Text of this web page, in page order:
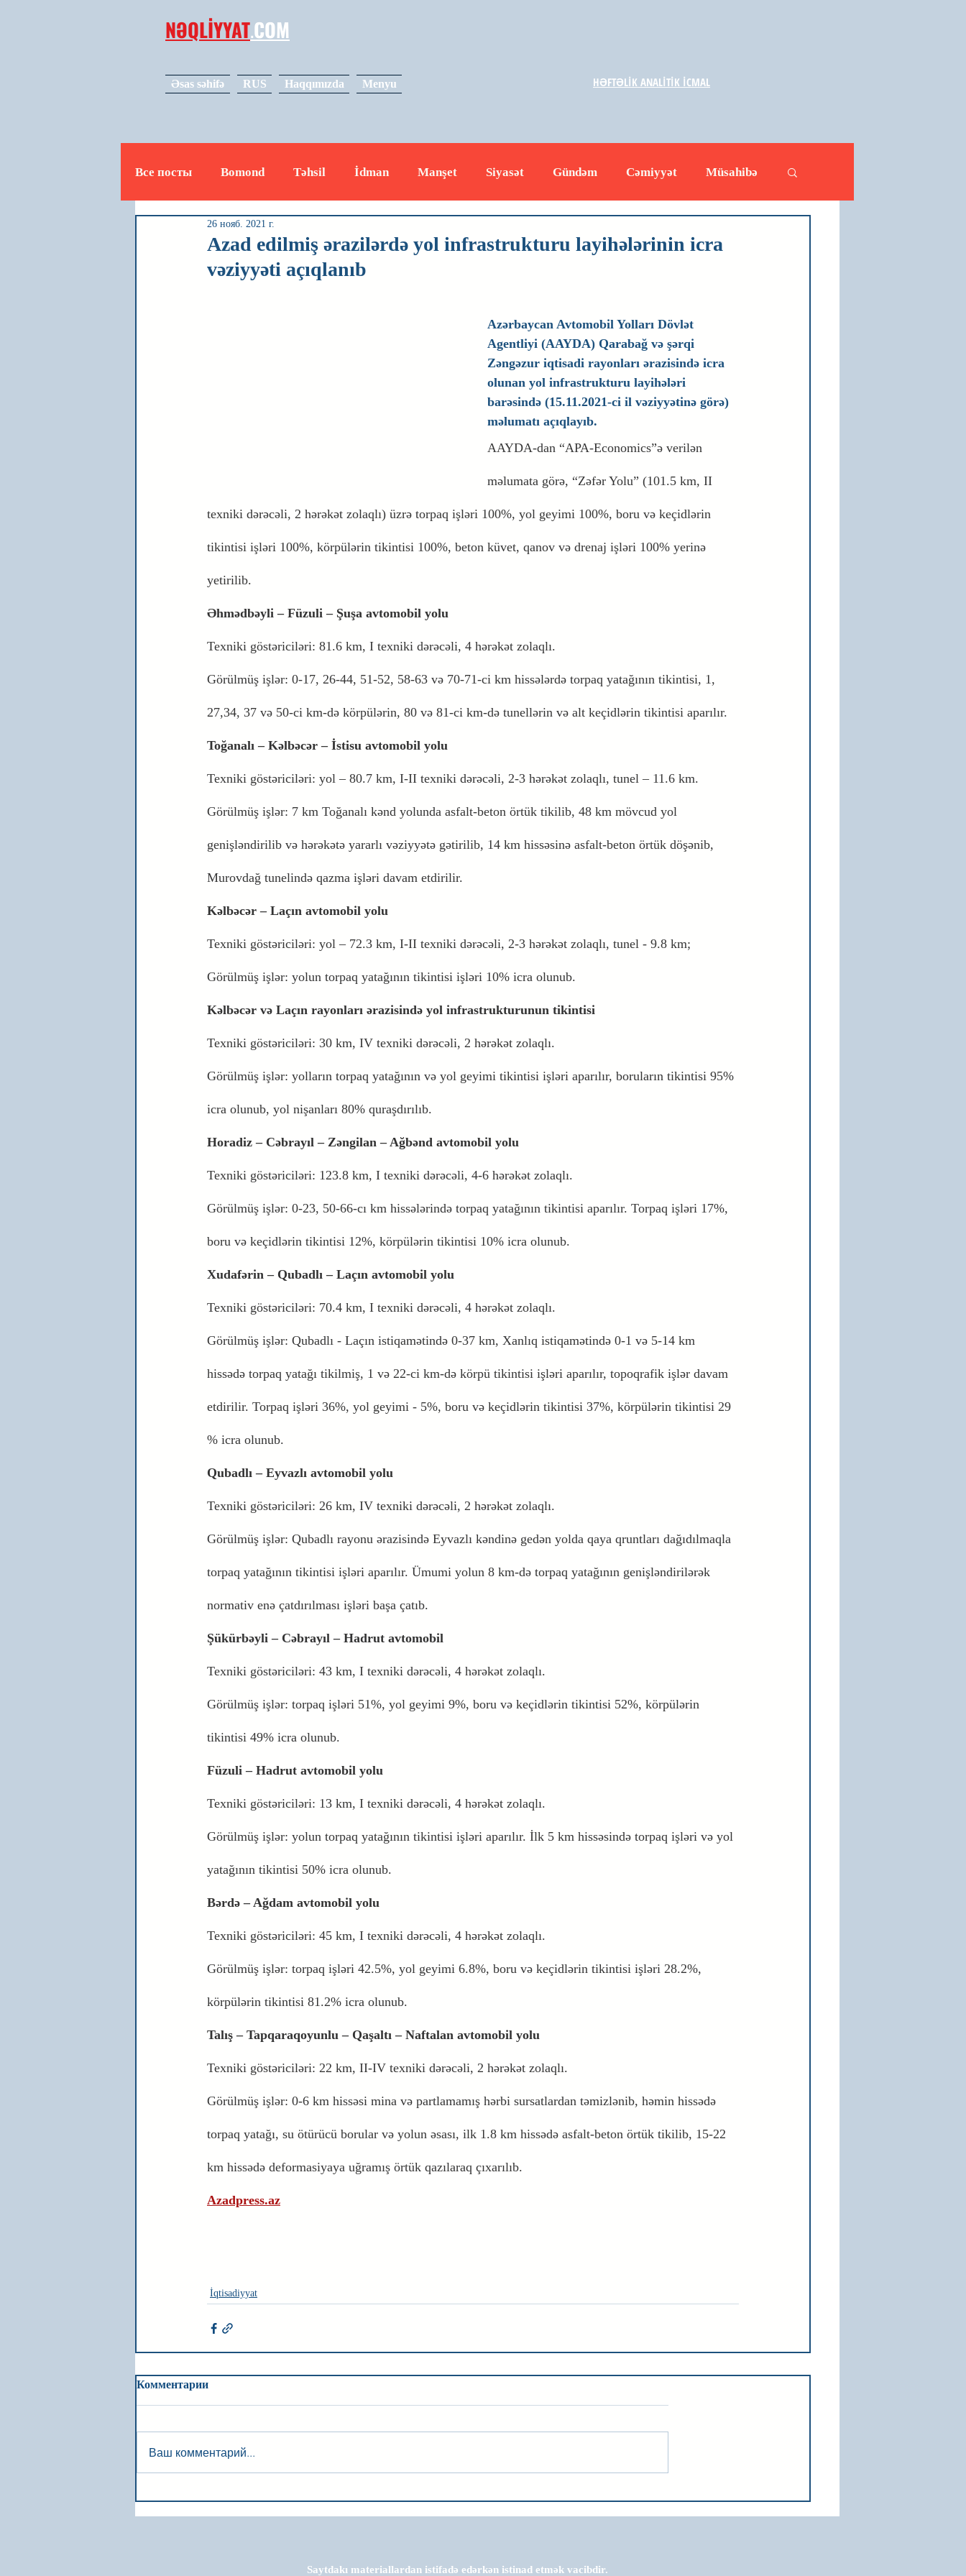
NƏQLİYYAT.COM
Əsas səhifə RUS Haqqımızda Menyu
Все посты Bomond Təhsil İdman Manşet Siyasət Gündəm Cəmiyyət Müsahibə
Video
Azad edilmiş ərazilərdə yol infrastrukturu layihələrinin icra
vəziyyəti açıqlanıb
26 нояб. 2021 г.
Azərbaycan Avtomobil Yolları Dövlət
Agentliyi (AAYDA) Qarabağ və şərqi
Zəngəzur iqtisadi rayonları ərazisində icra
olunan yol infrastrukturu layihələri
barəsində (15.11.2021-ci il vəziyyətinə görə)
məlumatı açıqlayıb.
AAYDA-dan “APA-Economics”ə verilən
məlumata görə, “Zəfər Yolu” (101.5 km, II
texniki dərəcəli, 2 hərəkət zolaqlı) üzrə torpaq işləri 100%, yol geyimi 100%, boru və keçidlərin
tikintisi işləri 100%, körpülərin tikintisi 100%, beton küvet, qanov və drenaj işləri 100% yerinə
yetirilib.
Əhmədbəyli – Füzuli – Şuşa avtomobil yolu
Texniki göstəriciləri: 81.6 km, I texniki dərəcəli, 4 hərəkət zolaqlı.
Görülmüş işlər: 0-17, 26-44, 51-52, 58-63 və 70-71-ci km hissələrdə torpaq yatağının tikintisi, 1,
27,34, 37 və 50-ci km-də körpülərin, 80 və 81-ci km-də tunellərin və alt keçidlərin tikintisi aparılır.
Toğanalı – Kəlbəcər – İstisu avtomobil yolu
Texniki göstəriciləri: yol – 80.7 km, I-II texniki dərəcəli, 2-3 hərəkət zolaqlı, tunel – 11.6 km.
Görülmüş işlər: 7 km Toğanalı kənd yolunda asfalt-beton örtük tikilib, 48 km mövcud yol
genişləndirilib və hərəkətə yararlı vəziyyətə gətirilib, 14 km hissəsinə asfalt-beton örtük döşənib,
Murovdağ tunelində qazma işləri davam etdirilir.
Kəlbəcər – Laçın avtomobil yolu
Texniki göstəriciləri: yol – 72.3 km, I-II texniki dərəcəli, 2-3 hərəkət zolaqlı, tunel - 9.8 km;
Görülmüş işlər: yolun torpaq yatağının tikintisi işləri 10% icra olunub.
Kəlbəcər və Laçın rayonları ərazisində yol infrastrukturunun tikintisi
Texniki göstəriciləri: 30 km, IV texniki dərəcəli, 2 hərəkət zolaqlı.
Görülmüş işlər: yolların torpaq yatağının və yol geyimi tikintisi işləri aparılır, boruların tikintisi 95%
icra olunub, yol nişanları 80% quraşdırılıb.
Horadiz – Cəbrayıl – Zəngilan – Ağbənd avtomobil yolu
Texniki göstəriciləri: 123.8 km, I texniki dərəcəli, 4-6 hərəkət zolaqlı.
Görülmüş işlər: 0-23, 50-66-cı km hissələrində torpaq yatağının tikintisi aparılır. Torpaq işləri 17%,
boru və keçidlərin tikintisi 12%, körpülərin tikintisi 10% icra olunub.
Xudafərin – Qubadlı – Laçın avtomobil yolu
Texniki göstəriciləri: 70.4 km, I texniki dərəcəli, 4 hərəkət zolaqlı.
Görülmüş işlər: Qubadlı - Laçın istiqamətində 0-37 km, Xanlıq istiqamətində 0-1 və 5-14 km
hissədə torpaq yatağı tikilmiş, 1 və 22-ci km-də körpü tikintisi işləri aparılır, topoqrafik işlər davam
etdirilir. Torpaq işləri 36%, yol geyimi - 5%, boru və keçidlərin tikintisi 37%, körpülərin tikintisi 29
% icra olunub.
Qubadlı – Eyvazlı avtomobil yolu
Texniki göstəriciləri: 26 km, IV texniki dərəcəli, 2 hərəkət zolaqlı.
Görülmüş işlər: Qubadlı rayonu ərazisində Eyvazlı kəndinə gedən yolda qaya qruntları dağıdılmaqla
torpaq yatağının tikintisi işləri aparılır. Ümumi yolun 8 km-də torpaq yatağının genişləndirilərək
normativ enə çatdırılması işləri başa çatıb.
Şükürbəyli – Cəbrayıl – Hadrut avtomobil
Texniki göstəriciləri: 43 km, I texniki dərəcəli, 4 hərəkət zolaqlı.
Görülmüş işlər: torpaq işləri 51%, yol geyimi 9%, boru və keçidlərin tikintisi 52%, körpülərin
tikintisi 49% icra olunub.
Füzuli – Hadrut avtomobil yolu
Texniki göstəriciləri: 13 km, I texniki dərəcəli, 4 hərəkət zolaqlı.
Görülmüş işlər: yolun torpaq yatağının tikintisi işləri aparılır. İlk 5 km hissəsində torpaq işləri və yol
yatağının tikintisi 50% icra olunub.
Bərdə – Ağdam avtomobil yolu
Texniki göstəriciləri: 45 km, I texniki dərəcəli, 4 hərəkət zolaqlı.
Görülmüş işlər: torpaq işləri 42.5%, yol geyimi 6.8%, boru və keçidlərin tikintisi işləri 28.2%,
körpülərin tikintisi 81.2% icra olunub.
Talış – Tapqaraqoyunlu – Qaşaltı – Naftalan avtomobil yolu
Texniki göstəriciləri: 22 km, II-IV texniki dərəcəli, 2 hərəkət zolaqlı.
Görülmüş işlər: 0-6 km hissəsi mina və partlamamış hərbi sursatlardan təmizlənib, həmin hissədə
torpaq yatağı, su ötürücü borular və yolun əsası, ilk 1.8 km hissədə asfalt-beton örtük tikilib, 15-22
km hissədə deformasiyaya uğramış örtük qazılaraq çıxarılıb.
Azadpress.az
İqtisadiyyat
Комментарии
Ваш комментарий...
HƏFTƏLİK ANALİTİK İCMAL
Saytdakı materiallardan istifadə edərkən istinad etmək vacibdir.